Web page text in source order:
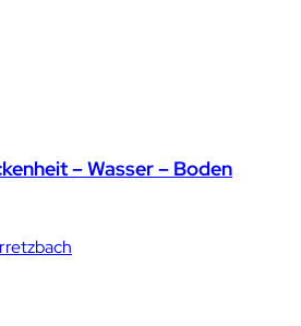
– Wasser – Boden